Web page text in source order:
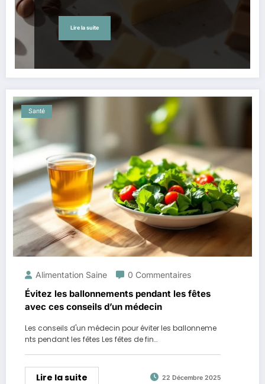
Lire la suite
Santé
Alimentation Saine 0 Commentaires
Évitez les ballonnements pendant les fêtes
avec ces conseils d’un médecin
Les conseils d'un médecin pour éviter les ballonneme
nts pendant les fêtes Les fêtes de fin…
Lire la suite 22 Décembre 2025